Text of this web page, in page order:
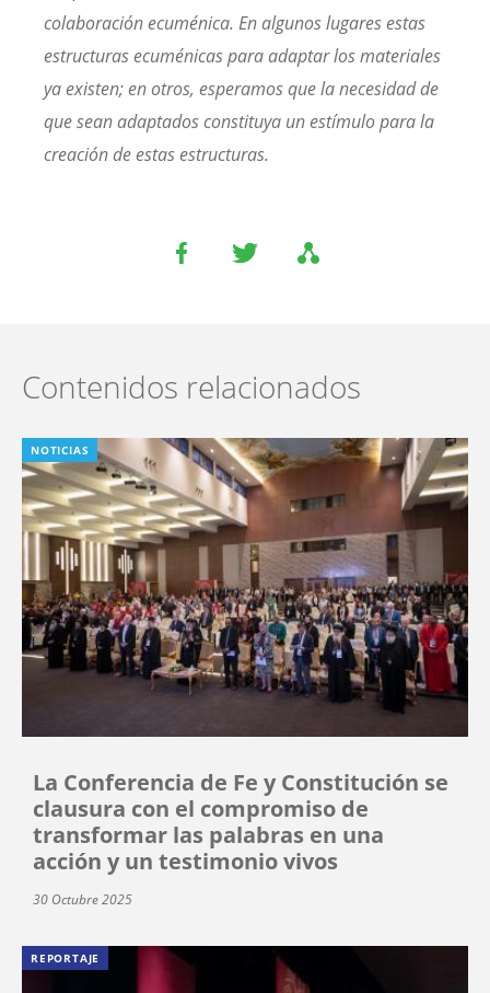
colaboración ecuménica. En algunos lugares estas
estructuras ecuménicas para adaptar los materiales
ya existen; en otros, esperamos que la necesidad de
que sean adaptados constituya un estímulo para la
creación de estas estructuras.
Contenidos relacionados
NOTICIAS
La Conferencia de Fe y Constitución se
clausura con el compromiso de
transformar las palabras en una
acción y un testimonio vivos
30 Octubre 2025
REPORTAJE